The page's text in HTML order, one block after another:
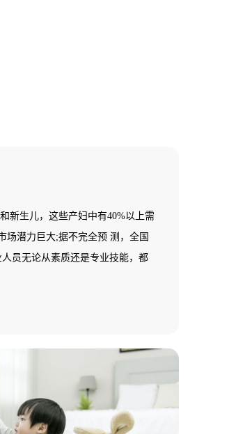
新生儿，这些产妇中有40%以上需
场潜力巨大;据不完全预 测，全国
员无论从素质还是专业技能，都
需求;在一个中等城市其数量少于5
本为零，全国母婴保健市场一片